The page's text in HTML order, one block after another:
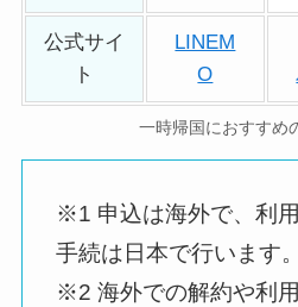
公式サイ
ト
LINEM
O
一時帰国におすすめ
※1 申込は海外で、利
手続は日本で行います。
※2 海外での解約や利